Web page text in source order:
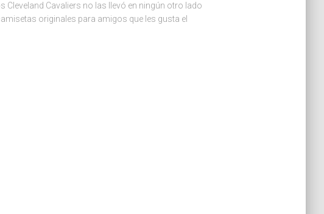
Cavaliers no las llevó en ningún otro lado
originales para amigos que les gusta el